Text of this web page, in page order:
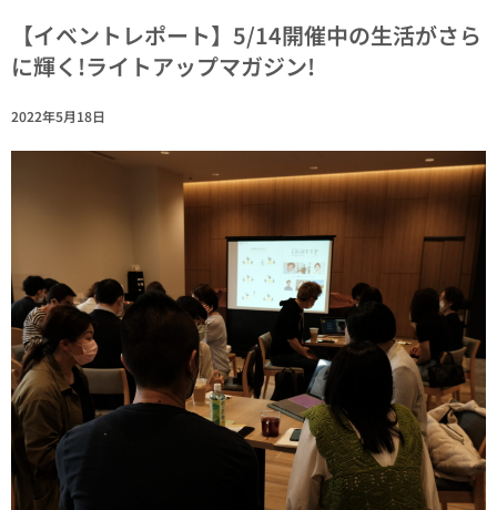
【イベントレポート】5/14開催中の生活がさら
に輝く!ライトアップマガジン!
2022年5月18日